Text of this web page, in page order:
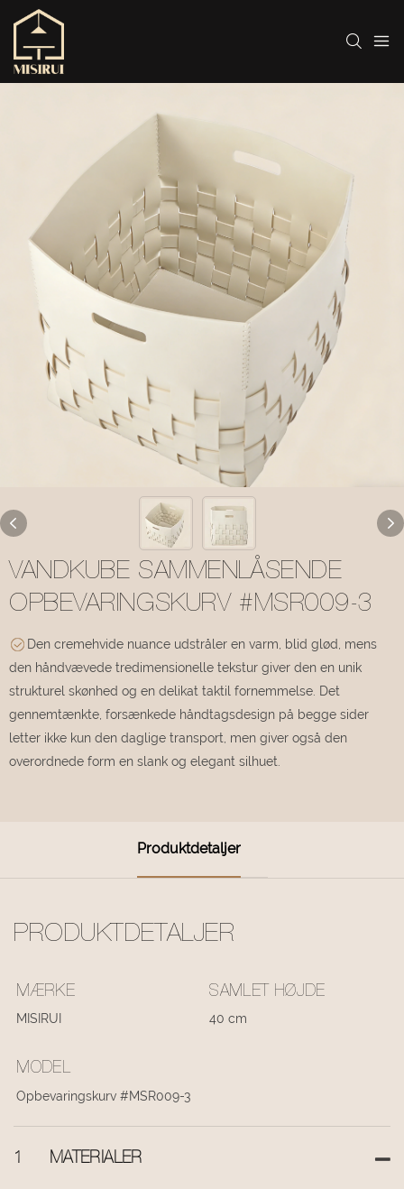
VANDKUBE SAMMENLÅSENDE
OPBEVARINGSKURV #MSR009-3
Den cremehvide nuance udstråler en varm, blid glød, mens
den håndvævede tredimensionelle tekstur giver den en unik
strukturel skønhed og en delikat taktil fornemmelse. Det
gennemtænkte, forsænkede håndtagsdesign på begge sider
letter ikke kun den daglige transport, men giver også den
overordnede form en slank og elegant silhuet.
Produktdetaljer
PRODUKTDETALJER
MÆRKE
MISIRUI
SAMLET HØJDE
40 cm
MODEL
Opbevaringskurv #MSR009-3
1 MATERIALER